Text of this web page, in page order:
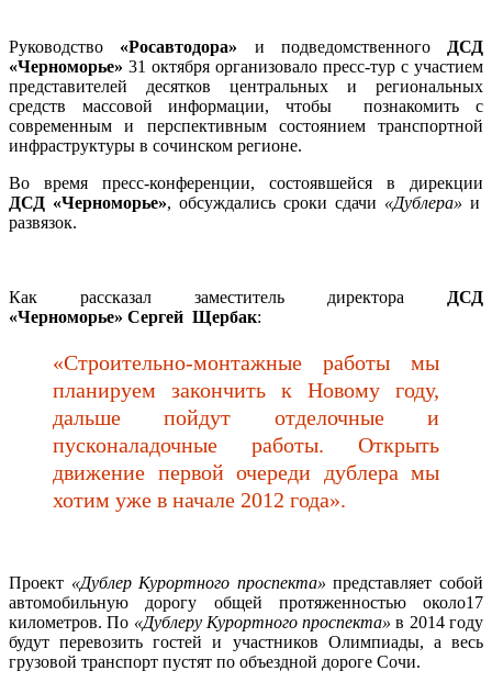
Руководство «Росавтодора» и подведомственного
ДСД
«Черноморье» 31 октября организовало пресс-тур с участием
представителей десятков центральных и региональных
средств массовой информации, чтобы познакомить с
современным и перспективным состоянием транспортной
инфраструктуры в сочинском регионе.
Во время пресс-конференции, состоявшейся в дирекции
ДСД «Черноморье», обсуждались сроки сдачи «Дублера» и
развязок.
Как рассказал заместитель директора
ДСД
«Черноморье» Сергей Щербак:
«Строительно-монтажные работы мы
планируем закончить к Новому году,
дальше пойдут отделочные и
пусконаладочные работы. Открыть
движение первой очереди дублера мы
хотим уже в начале 2012 года».
Проект «Дублер Курортного проспекта» представляет собой
автомобильную дорогу общей протяженностью около17
километров. По «Дублеру Курортного проспекта» в 2014 году
будут перевозить гостей и участников Олимпиады, а весь
грузовой транспорт пустят по объездной дороге Сочи.